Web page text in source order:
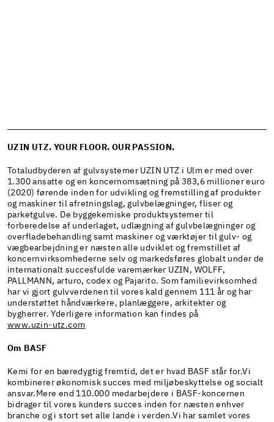
UZIN UTZ.YOUR FLOOR. OUR PASSION.
Totaludbyderen af gulvsystemer UZIN UTZ i Ulm er med over
1.300 ansatte og en koncernomsætning på 383,6 millioner euro
(2020) førende inden for udvikling og fremstilling af produkter
og maskiner til afretningslag, gulvbelægninger, fliser og
parketgulve. De byggekemiske produktsystemer til
forberedelse af underlaget, udlægning af gulvbelægninger og
overfladebehandling samt maskiner og værktøjer til gulv- og
vægbearbejdning er næsten alle udviklet og fremstillet af
koncernvirksomhederne selv og markedsføres globalt under de
internationalt succesfulde varemærker UZIN, WOLFF,
PALLMANN, arturo, codex og Pajarito. Som familievirksomhed
har vi gjort gulvverdenen til vores kald gennem 111 år og har
understøttet håndværkere, planlæggere, arkitekter og
bygherrer. Yderligere information kan findes på
www.uzin-utz.com
Om BASF
Kemi for en bæredygtig fremtid, det er hvad BASF står for.Vi
kombinerer økonomisk succes med miljøbeskyttelse og socialt
ansvar.Mere end 110.000 medarbejdere i BASF-koncernen
bidrager til vores kunders succes inden for næsten enhver
branche og i stort set alle lande i verden.Vi har samlet vores